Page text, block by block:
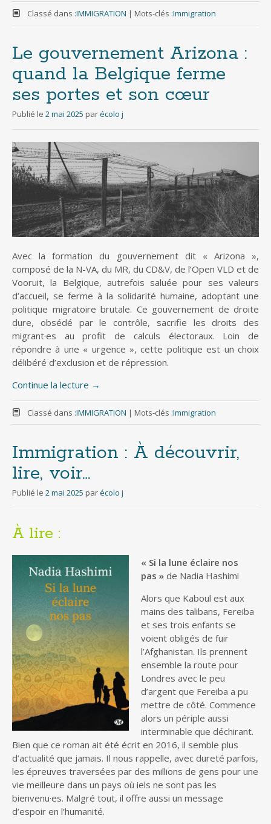
Classé dans :IMMIGRATION | Mots-clés :Immigration
Le gouvernement Arizona :
quand la Belgique ferme
ses portes et son cœur
Publié le 2 mai 2025 parécolo j
Avec la formation du gouvernement dit « Arizona »,
composé de la N-VA, du MR, du CD&V, de l’Open VLD et de
Vooruit, la Belgique, autrefois saluée pour ses valeurs
d’accueil, se ferme à la solidarité humaine, adoptant une
politique migratoire brutale. Ce gouvernement de droite
dure, obsédé par le contrôle, sacrifie les droits des
migrant·es au profit de calculs électoraux. Loin de
répondre à une « urgence », cette politique est un choix
délibéré d’exclusion et de répression.
Continue la lecture →
Classé dans :IMMIGRATION | Mots-clés :Immigration
Immigration : À découvrir,
lire, voir…
Publié le 2 mai 2025 parécolo j
À lire :
« Si la lune éclaire nos
pas » de Nadia Hashimi
Alors que Kaboul est aux
mains des talibans, Fereiba
et ses trois enfants se
voient obligés de fuir
l’Afghanistan. Ils prennent
ensemble la route pour
Londres avec le peu
d’argent que Fereiba a pu
mettre de côté. Commence
alors un périple aussi
interminable que déchirant.
Bien que ce roman ait été écrit en 2016, il semble plus
d’actualité que jamais. Il nous rappelle, avec dureté parfois,
les épreuves traversées par des millions de gens pour une
vie meilleure dans un pays où iels ne sont pas les
bienvenu·es. Malgré tout, il offre aussi un message
d’espoir en l’humanité.